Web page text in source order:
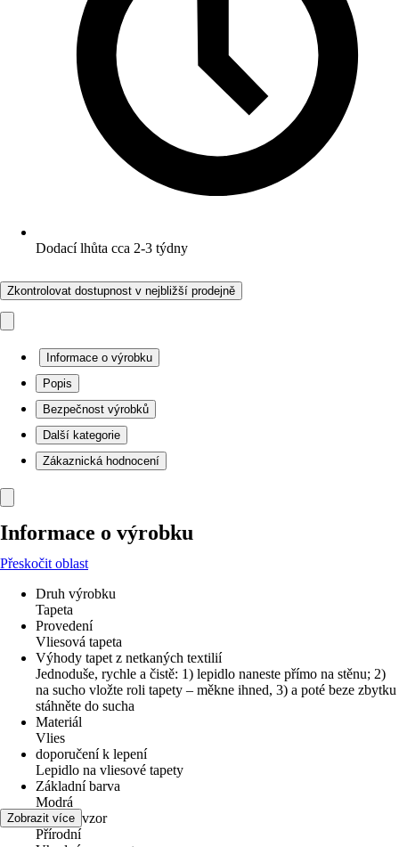
Dodací lhůta cca 2-3 týdny
Zkontrolovat dostupnost v nejbližší prodejně
Informace o výrobku
Popis
Bezpečnost výrobků
Další kategorie
Zákaznická hodnocení
Informace o výrobku
Přeskočit oblast
Druh výrobku
Tapeta
Provedení
Vliesová tapeta
Výhody tapet z netkaných textilií
Jednoduše, rychle a čistě: 1) lepidlo naneste přímo na stěnu; 2)
na sucho vložte roli tapety – měkne ihned, 3) a poté beze zbytku
stáhněte do sucha
Materiál
Vlies
doporučení k lepení
Lepidlo na vliesové tapety
Základní barva
Modrá
Dekor / vzor
Přírodní
Zobrazit více